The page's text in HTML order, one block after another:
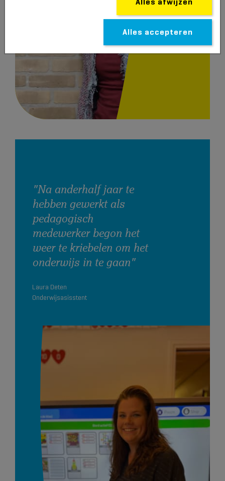
"Na anderhalf jaar te
hebben gewerkt als
pedagogisch
medewerker begon het
weer te kriebelen om het
onderwijs in te gaan"
Laura Deten
Onderwijsasisstent
Alles accepteren